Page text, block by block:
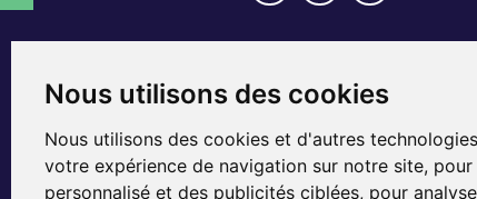
Nous utilisons des cookies
Nous utilisons des cookies et d'autres
votre expérience de navigation sur notre site,
personnalisé et des publicités ciblées, pour
HOME
JOBS
ÉVÉNEMENTS